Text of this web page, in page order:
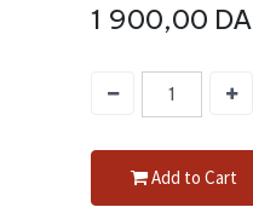
1 900,00 DA
Add to Cart